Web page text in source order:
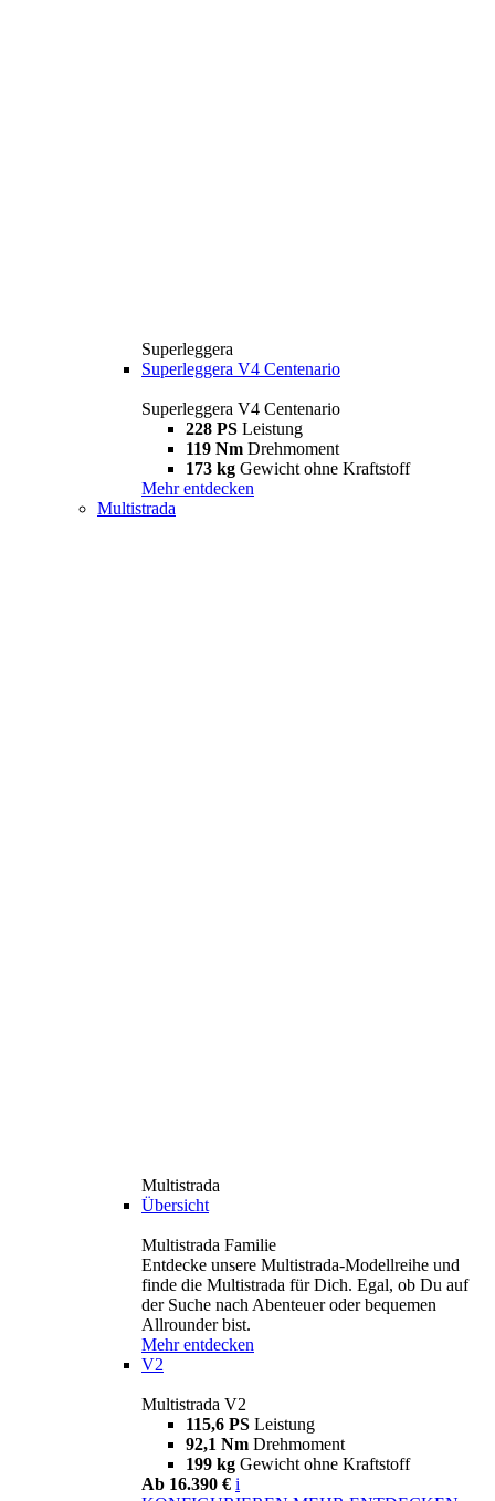
Superleggera
Superleggera V4 Centenario
Superleggera V4 Centenario
228 PS Leistung
119 Nm Drehmoment
173 kg Gewicht ohne Kraftstoff
Mehr entdecken
Multistrada
Multistrada
Übersicht
Multistrada Familie
Entdecke unsere Multistrada-Modellreihe und
finde die Multistrada für Dich. Egal, ob Du auf
der Suche nach Abenteuer oder bequemen
Allrounder bist.
Mehr entdecken
V2
Multistrada V2
115,6 PS Leistung
92,1 Nm Drehmoment
199 kg Gewicht ohne Kraftstoff
Ab 16.390 € i